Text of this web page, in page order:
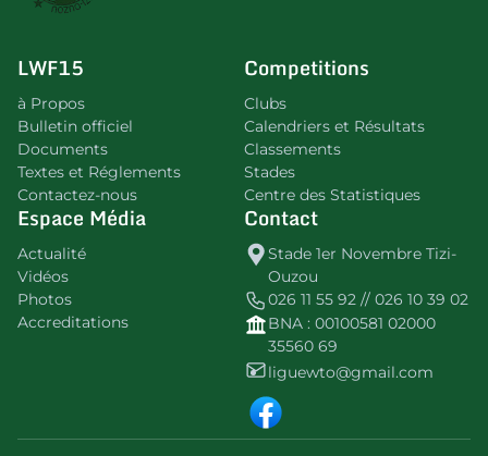
LWF15
à Propos
Bulletin officiel
Documents
Textes et Réglements
Contactez-nous
Competitions
Clubs
Calendriers et Résultats
Classements
Stades
Centre des Statistiques
Espace Média
Actualité
Vidéos
Photos
Accreditations
Contact
Stade 1er Novembre Tizi-
Ouzou
026 11 55 92 // 026 10 39 02
BNA : 00100581 02000
35560 69
liguewto@gmail.com